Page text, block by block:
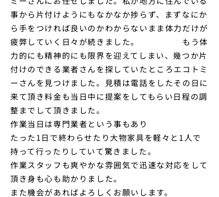
事から片付けようにもなかなか捗らず、まずなにか
ら手をつければ良いのかわからないまま体力だけが
疲弊していく日々が続きました。 もう体
力的にも精神的にも限界を迎えてしまい、幾つか片
付けのできる業者さんを探していたところエコトミ
ーさんを見つけました。見積は電話をしたその日に
来て頂き料金も当日中に提案をしてもらい日程の調
整までして頂きました。
作業当日は専門業者という事もあり
たった1日で終わらせたり大物家具を軽々と1人で
持って行ったりしていて驚きました。
作業スタッフも爽やかな雰囲気で迅速な対応をして
頂き身も心も助かりました。
また機会があればよろしくお願いします。